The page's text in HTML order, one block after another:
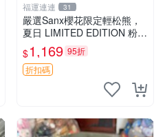
福運連連 31
嚴選Sanx櫻花限定輕松熊，
夏日 LIMITED EDITION 粉色
毛絨熊，背有拉鏈設計，肚內
填充豆袋，精致工藝呈現，狀
態如新，適合收藏與送人 櫻
$1,169 95折
折扣碼